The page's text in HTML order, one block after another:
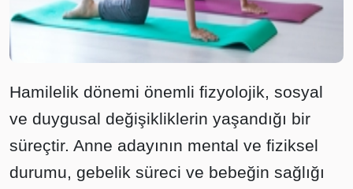
Hamilelik dönemi önemli fizyolojik, sosyal
ve duygusal değişikliklerin yaşandığı bir
süreçtir. Anne adayının mental ve fiziksel
durumu, gebelik süreci ve bebeğin sağlığı